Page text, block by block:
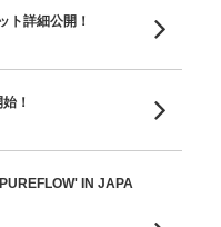
ト詳細公開！
！
IN JAPA